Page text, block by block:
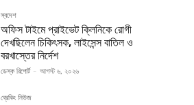
স্বদেশ
অফিস টাইমে প্রাইভেট ক্লিনিকে রোগী
দেখছিলেন চিকিৎসক, লাইসেন্স বাতিল ও
বরখাস্তের নির্দেশ
ডেস্ক রিপোর্ট - আগস্ট ৬, ২০২৬
ব্রেকিং নিউজ